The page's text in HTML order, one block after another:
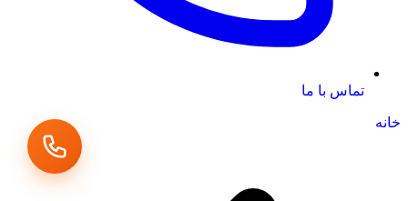
تماس با ما
خانه